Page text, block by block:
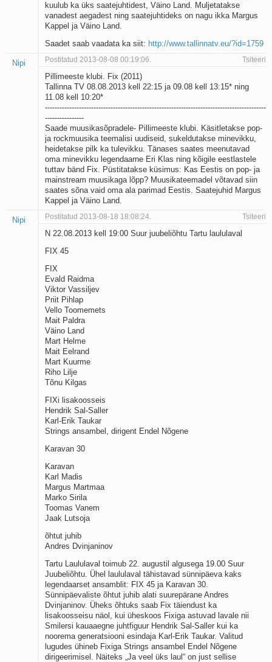
kuulub ka üks saatejuhtidest, Väino Land. Muljetatakse
vanadest aegadest ning saatejuhtideks on nagu ikka Margus
Kappel ja Väino Land.
Saadet saab vaadata ka siit: http://www.tallinnatv.eu/?id=1759
Nipi Postitatud 2013-08-08 00:19:06. Tsiteeri
Pillimeeste klubi. Fix (2011)
Tallinna TV 08.08.2013 kell 22:15 ja 09.08 kell 13:15* ning
11.08 kell 10:20*
-------------------------------------------------------------------------------------------
----------------
Saade muusikasõpradele- Pillimeeste klubi. Käsitletakse pop-
ja rockmuusika teemalisi uudiseid, sukeldutakse minevikku,
heidetakse pilk ka tulevikku. Tänases saates meenutavad
oma minevikku legendaarne Eri Klas ning kõigile eestlastele
tuttav bänd Fix. Püstitatakse küsimus: Kas Eestis on pop- ja
mainstream muusikaga lõpp? Muusikateemadel võtavad siin
saates sõna vaid oma ala parimad Eestis. Saatejuhid Margus
Kappel ja Väino Land.
Nipi Postitatud 2013-08-18 18:08:24. Tsiteeri
N 22.08.2013 kell 19:00 Suur juubeliõhtu Tartu laululaval
FIX 45
FIX
Evald Raidma
Viktor Vassiljev
Priit Pihlap
Vello Toomemets
Mait Paldra
Väino Land
Mart Helme
Mait Eelrand
Mart Kuurme
Riho Lilje
Tõnu Kilgas
FIXi lisakoosseis
Hendrik Sal-Saller
Karl-Erik Taukar
Strings ansambel, dirigent Endel Nõgene
Karavan 30
Karavan
Karl Madis
Margus Martmaa
Marko Sirila
Toomas Vanem
Jaak Lutsoja
õhtut juhib
Andres Dvinjaninov
Tartu Laululaval toimub 22. augustil algusega 19.00 Suur
Juubeliõhtu. Ühel laululaval tähistavad sünnipäeva kaks
legendaarset ansamblit: FIX 45 ja Karavan 30.
Sünnipäevaliste õhtut juhib alati suurepärane Andres
Dvinjaninov. Üheks õhtuks saab Fix täiendust ka
lisakoosseisu näol, kui üheskoos Fixiga astuvad lavale nii
Smilersi kauaaegne juhtfiguur Hendrik Sal-Saller kui ka
noorema generatsiooni esindaja Karl-Erik Taukar. Valitud
lugudes ühineb Fixiga Strings ansambel Endel Nõgene
dirigeerimisel. Näiteks „Ja veel üks laul“ on just sellise